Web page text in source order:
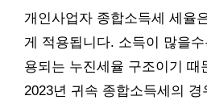
개인사업자 종합소득세 세율
게 적용됩니다. 소득이 많을
용되는 누진세율 구조이기 때
2023년 귀속 종합소득세의